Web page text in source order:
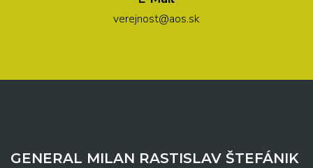
verejnost@aos.sk
GENERAL MILAN RASTISLAV ŠTEFÁNIK